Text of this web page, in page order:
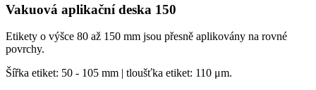
Vakuová aplikační deska 150
Etikety o výšce 80 až 150 mm jsou přesně aplikovány na rovné
povrchy.
Šířka etiket: 50 - 105 mm | tloušťka etiket: 110 μm.